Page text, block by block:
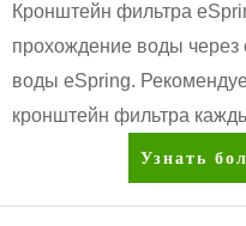
Кронштейн фильтра
прохождение воды через
воды eSpring.
кронштейн фильтра
eSpring™
Узнать